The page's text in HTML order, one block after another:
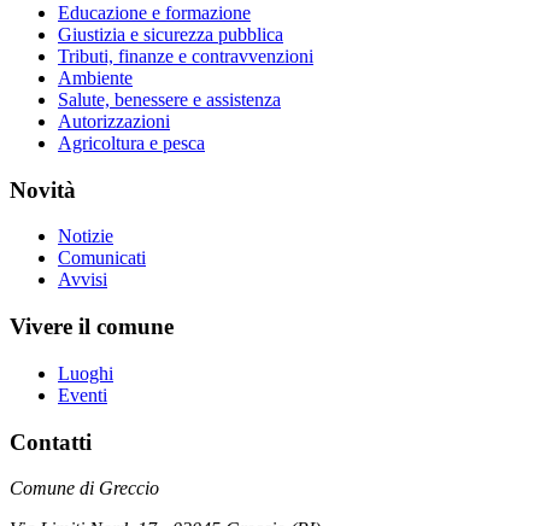
Educazione e formazione
Giustizia e sicurezza pubblica
Tributi, finanze e contravvenzioni
Ambiente
Salute, benessere e assistenza
Autorizzazioni
Agricoltura e pesca
Novità
Notizie
Comunicati
Avvisi
Vivere il comune
Luoghi
Eventi
Contatti
Comune di Greccio